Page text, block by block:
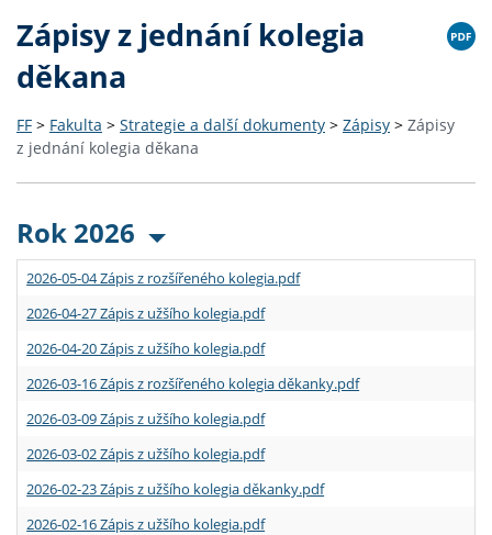
Zápisy z jednání kolegia
děkana
FF > Fakulta > Strategie a další dokumenty > Zápisy > Zápisy
z jednání kolegia děkana
Rok 2026
2026-05-04 Zápis z rozšířeného kolegia.pdf
2026-04-27 Zápis z užšího kolegia.pdf
2026-04-20 Zápis z užšího kolegia.pdf
2026-03-16 Zápis z rozšířeného kolegia děkanky.pdf
2026-03-09 Zápis z užšího kolegia.pdf
2026-03-02 Zápis z užšího kolegia.pdf
2026-02-23 Zápis z užšího kolegia děkanky.pdf
2026-02-16 Zápis z užšího kolegia.pdf